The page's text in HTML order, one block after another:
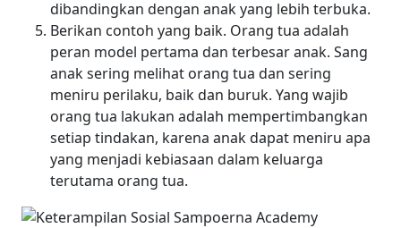
dibandingkan dengan anak yang lebih terbuka.
Berikan contoh yang baik. Orang tua adalah
peran model pertama dan terbesar anak. Sang
anak sering melihat orang tua dan sering
meniru perilaku, baik dan buruk. Yang wajib
orang tua lakukan adalah mempertimbangkan
setiap tindakan, karena anak dapat meniru apa
yang menjadi kebiasaan dalam keluarga
terutama orang tua.